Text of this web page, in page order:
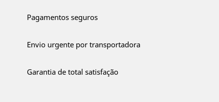
Pagamentos seguros
Envio urgente por transportadora
Garantia de total satisfação